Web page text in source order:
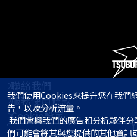
聯絡我們
服務使用條款
Cookie設定
我們使用Cookies來提升您在我們
告，以及分析流量。
們可能會將其與您提供的其他資